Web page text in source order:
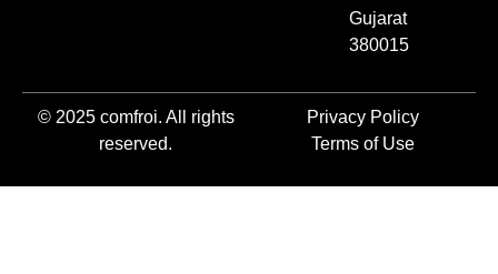
Gujarat
380015
© 2025 comfroi. All rights
reserved.
Privacy Policy
Terms of Use